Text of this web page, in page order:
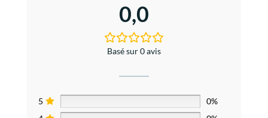
0,0
Basé sur 0 avis
5
0%